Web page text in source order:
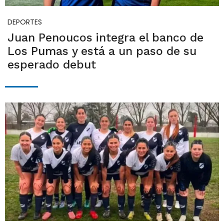
DEPORTES
Juan Penoucos integra el banco de
Los Pumas y está a un paso de su
esperado debut